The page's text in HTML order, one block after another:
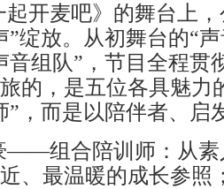
起开麦吧》的舞台上
”绽放。从初舞台的“
音组队”，节目全程贯
的，是五位各具魅力
”，而是以陪伴者、启
——组合陪训师： 从
、最温暖的成长参照